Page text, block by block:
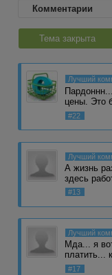
Комментарии
Тема закрыта
Лучший
цены. Это
#22
Лучший
А жизнь
здесь
#13
Лучший
Мда... я
платить...
#17